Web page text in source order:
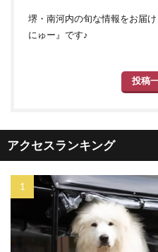
堺・南河内の旬な情報をお届
にゅー』です♪
投稿
アクセスランキング